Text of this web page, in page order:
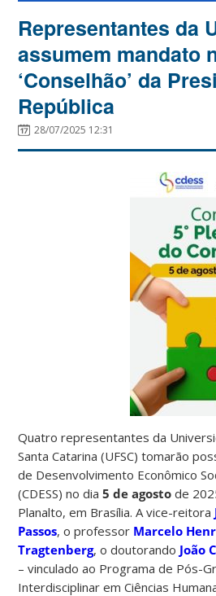
Representantes da
assumem mandato
‘Conselhão’ da
República
28/07/2025 12:31
Quatro representantes da
Santa Catarina (UFSC) tomarão
de Desenvolvimento Econômico
(CDESS) no dia5 de agosto de
Planalto, em Brasília. A vice-reitora
Passos, o professor Marcelo
Tragtenberg, o doutorando João
– vinculado ao Programa de Pós-
Interdisciplinar em Ciências